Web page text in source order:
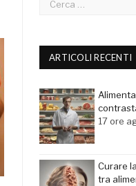
ARTICOLI RECENTI
17 ore
Curare
tra